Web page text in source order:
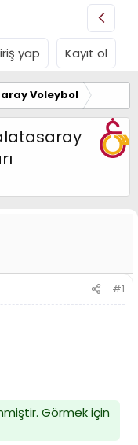
yap Kayıt ol
Voleybol
#1
Görmek için